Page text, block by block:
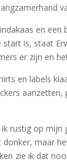
en
is, staat
er zijn en
en labels
rustig op
maar
zie ik dat